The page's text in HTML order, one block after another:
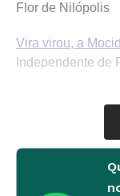
Flor de Nilópolis
Vira virou, a
Independente de